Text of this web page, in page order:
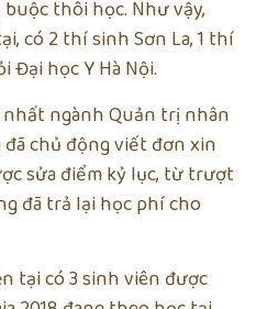
buộc thôi học. Như vậy,
có 2 thí sinh Sơn La, 1 thí
Đại học Y Hà Nội.
nhất ngành Quản trị nhân
chủ động viết đơn xin
sửa điểm kỷ lục, từ trượt
đã trả lại học phí cho
tại có 3 sinh viên được